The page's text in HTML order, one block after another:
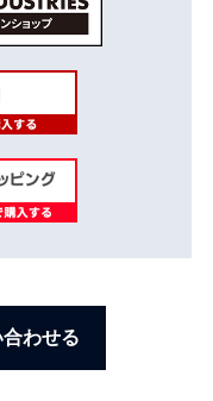
わせる